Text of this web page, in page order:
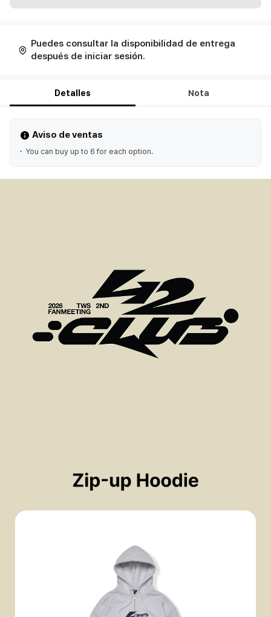
Puedes consultar la disponibilidad de entrega
después de iniciar sesión.
Detalles Nota
Aviso de ventas
You can buy up to 6 for each option.